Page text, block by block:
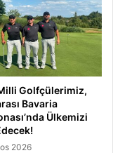
Golfçülerimiz,
Bavaria
Ülkemizi
2026